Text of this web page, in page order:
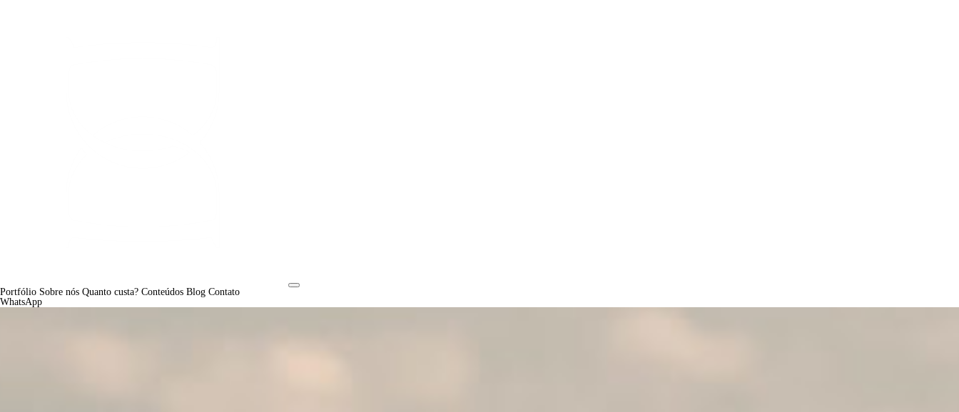
Portfólio Sobre nós Quanto custa? Conteúdos Blog Contato
WhatsApp